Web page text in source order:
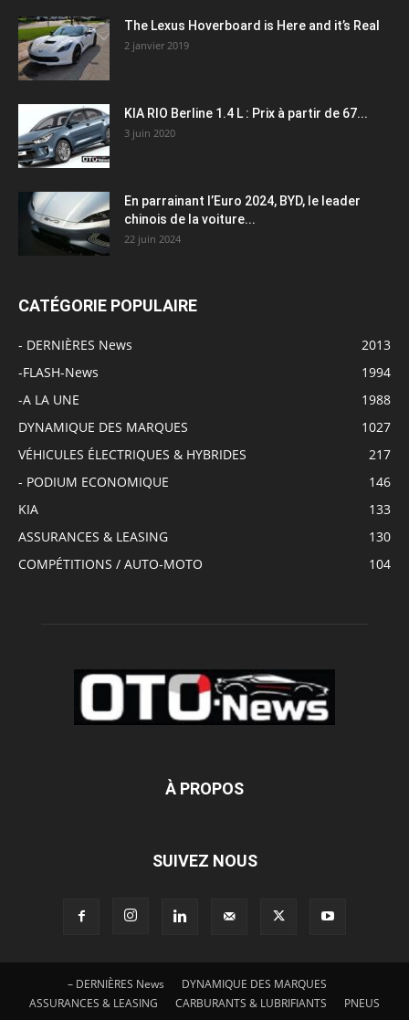
The Lexus Hoverboard is Here and it’s Real
2 janvier 2019
KIA RIO Berline 1.4 L : Prix à partir de 67...
3 juin 2020
En parrainant l’Euro 2024, BYD, le leader
chinois de la voiture...
22 juin 2024
CATÉGORIE POPULAIRE
- DERNIÈRES News
2013
-FLASH-News
1994
-A LA UNE
1988
DYNAMIQUE DES MARQUES
1027
VÉHICULES ÉLECTRIQUES & HYBRIDES
217
- PODIUM ECONOMIQUE
146
KIA
133
ASSURANCES & LEASING
130
COMPÉTITIONS / AUTO-MOTO
104
À PROPOS
SUIVEZ NOUS
– DERNIÈRES News
DYNAMIQUE DES MARQUES
ASSURANCES & LEASING
CARBURANTS & LUBRIFIANTS PNEUS